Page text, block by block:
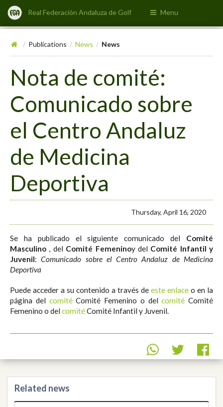
Real Federación Andaluza de Golf Menu
/ Publications / News / News
Nota de comité:
Comunicado sobre
el Centro Andaluz
de Medicina
Deportiva
Thursday, April 16, 2020
Se ha publicado el siguiente comunicado del Comité
Masculino
, del Comité Femeninoy del Comité Infantil y
Juvenil:Comunicado sobre el Centro Andaluz de Medicina
Deportiva
Puede acceder a su contenido a través de este enlace o en la
página del comitéComité Femenino o delcomité Comité
Femenino o delcomitéComité Infantil y Juvenil.
Related news